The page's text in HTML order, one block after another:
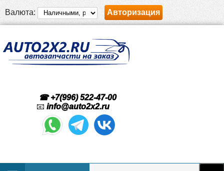
Валюта: Авторизация
☎ +7(996) 522-47-00
📧 info@auto2x2.ru